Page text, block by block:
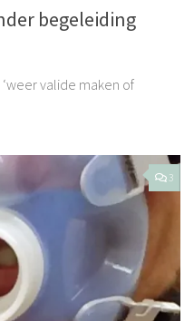
begeleiding
valide maken of
3